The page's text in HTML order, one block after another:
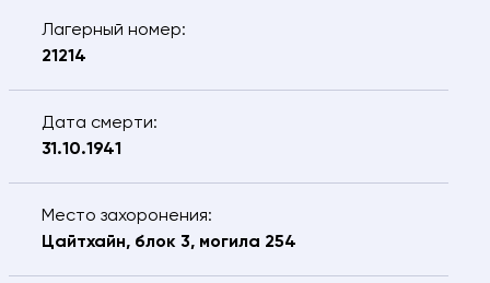
Лагерный номер:
21214
Дата смерти:
31.10.1941
Место захоронения:
Цайтхайн, блок 3, могила 254
Сообщение
обработку предоставляемых персональных
ОТПРАВИТЬ